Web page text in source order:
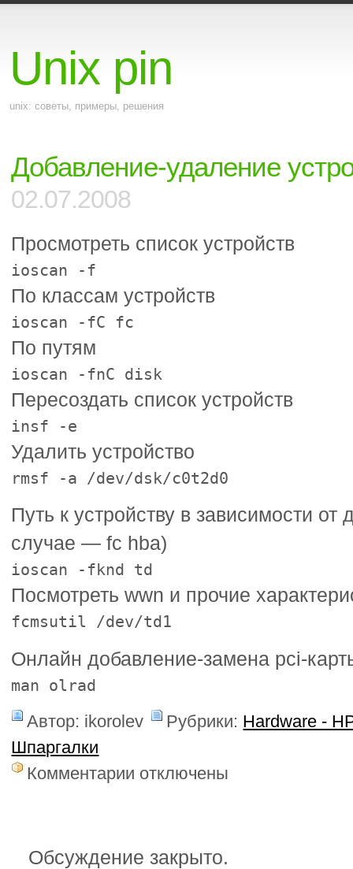
Unix pin
unix: советы, примеры, решения
Добавление-удаление
02.07.2008
Просмотреть список устройств
ioscan -f
По классам устройств
ioscan -fC fc
По путям
ioscan -fnC disk
Пересоздать список устройств
insf -e
Удалить устройство
rmsf -a /dev/dsk/c0t2d0
Путь к устройству в зависимости
случае — fc hba)
ioscan -fknd td
Посмотреть wwn и прочие
fcmsutil /dev/td1
Онлайн добавление-замена pci-
man olrad
Автор: ikorolev Рубрики: Hardware -
Шпаргалки
Комментарии записи
HP-
отключены
Обсуждение закрыто.